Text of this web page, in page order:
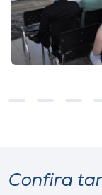
Confira